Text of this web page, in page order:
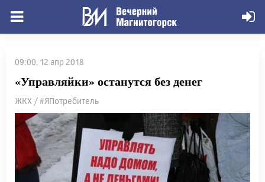
09:00, 12 апр 2018
«Управляйки» останутся без денег
ЖКХ / #ЯПотребитель